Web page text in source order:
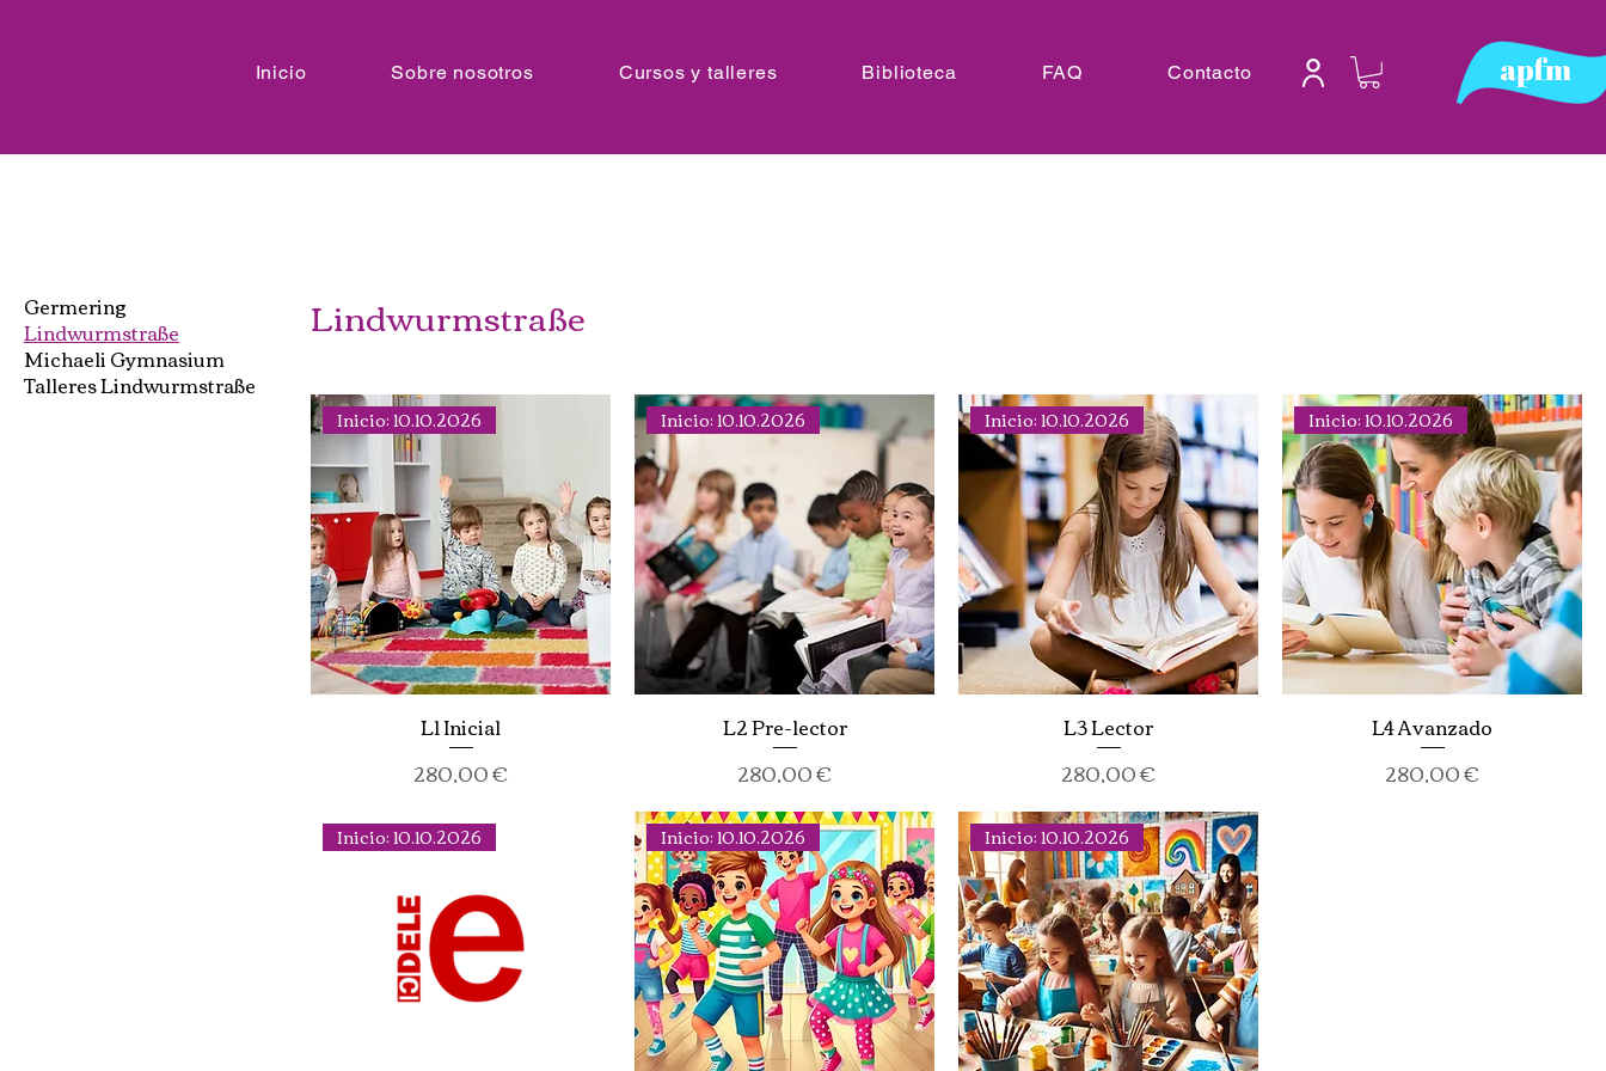
Inicio Sobre nosotros Cursos y talleres Biblioteca FAQ Contacto
Germering
Lindwurmstraße
Michaeli Gymnasium
Talleres Lindwurmstraße
Lindwurmstraße
Inicio: 10.10.2026
L1 Inicial
Precio
280,00 €
Inicio: 10.10.2026
L2 Pre-lector
Precio
280,00 €
Inicio: 10.10.2026
L3 Lector
Precio
280,00 €
Inicio: 10.10.2026
L4 Avanzado
Precio
280,00 €
Inicio: 10.10.2026 Inicio: 10.10.2026 Inicio: 10.10.2026